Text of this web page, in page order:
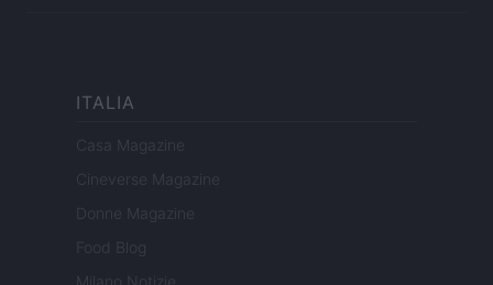
ITALIA
Casa Magazine
Cineverse Magazine
Donne Magazine
Food Blog